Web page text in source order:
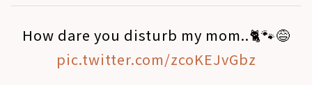
How dare you disturb my mom..🐈🐾😅
pic.twitter.com/zcoKEJvGbz